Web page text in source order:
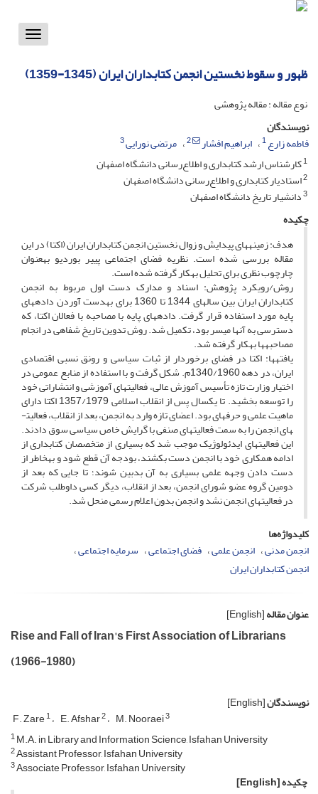
Toggle
ظهور و سقوط نخستین انجمن کتابداران ایران (1345-1359)
نوع مقاله : مقاله پژوهشی
نویسندگان
فاطمه زارع1 ابراهیم افشار 2 مرتضی نورایی3
1کارشناس ارشد کتابداری و اطلاع‌رسانی دانشگاه اصفهان
2استادیار کتابداری و اطلاع‌رسانی دانشگاه اصفهان
3دانشیار تاریخ دانشگاه اصفهان
چکیده
هدف: زمینه­های پیدایش و زوال نخستین انجمن کتابداران ایران (اکتا) در این
مقاله بررسی شده است. نظریه فضای اجتماعی پییر بوردیو به­عنوان
چارچوب نظری برای تحلیل به­کار گرفته شده است.
روش/رویکرد پژوهش: اسناد و مدارک دست اول مربوط به انجمن
کتابداران ایران بین سال­های 1344 تا 1360 برای به­دست آوردن داده­های
پایه مورد استفاده قرار گرفت. داده­های پایه با مصاحبه با فعالان اکتا، که
دسترسی به آنها میسر بود، تکمیل شد. روش تدوین تاریخ شفاهی در انجام
مصاحبه­ها به­کار گرفته شد.
یافته­ها: اکتا در فضای برخوردار از ثبات سیاسی و رونق نسبی اقتصادی
ایران، در دهه 1340/1960م. شکل گرفت و با استفاده از منابع عمومی در
اختیار وزارت تازه تأسیس آموزش عالی، فعالیت­های آموزشی و انتشاراتی خود
را توسعه بخشید. تا یکسال پس از انقلاب اسلامی 1357/1979 اکتا دارای
ماهیت علمی و حرفه­ای بود. اعضای تازه وارد به انجمن، بعد از انقلاب، فعالیت­
های انجمن را به سمت فعالیت­های صنفی با گرایش خاص سیاسی سوق دادند.
این فعالیت­های ایدئولوژیک موجب شد که بسیاری از متخصصان کتابداری از
ادامه همکاری خود با انجمن دست بکشند، بودجه آن قطع شود و به­خاطر از
دست دادن وجهه علمی بسیاری به آن بدبین شوند؛ تا جایی که بعد از
دومین گروه عضو شورای انجمن، بعد از انقلاب، دیگر کسی داوطلب شرکت
در فعالیت­های انجمن نشد و انجمن بدون اعلام رسمی منحل شد.
کلیدواژه‌ها
انجمن مدنی انجمن علمی فضای اجتماعی سرمایه اجتماعی
انجمن کتابداران ایران
عنوان مقاله[English]
Rise and Fall of Iran's First Association of Librarians
(1966-1980)
نویسندگان[English]
F. Zare1 E. Afshar2 M. Nooraei3
1M.A. in Library and Information Science, Isfahan University
2Assistant Professor, Isfahan University
3Associate Professor, Isfahan University
چکیده[English]